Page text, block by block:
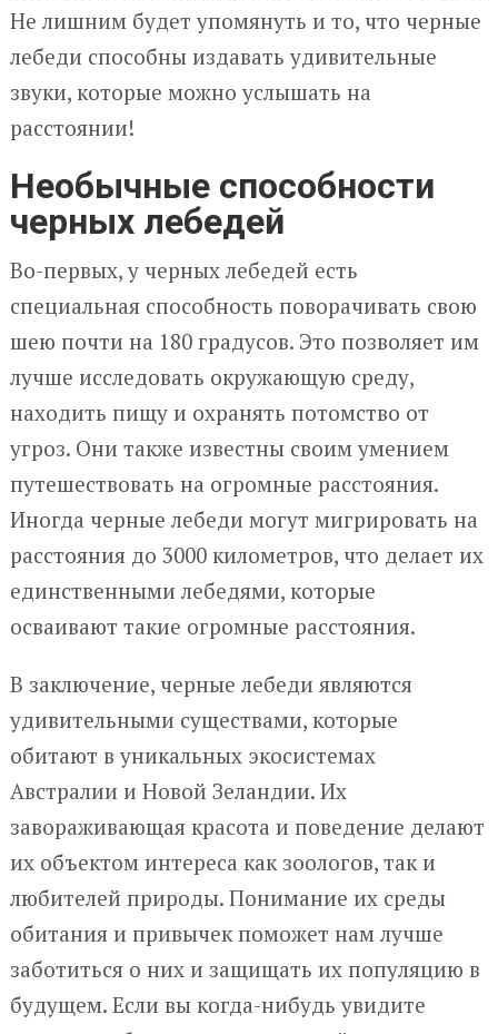
Не лишним будет упомянуть и то, что черные
лебеди способны издавать удивительные
звуки, которые можно услышать на
расстоянии!
Необычные способности
черных лебедей
Во-первых, у черных лебедей есть
специальная способность поворачивать свою
шею почти на 180 градусов. Это позволяет им
лучше исследовать окружающую среду,
находить пищу и охранять потомство от
угроз. Они также известны своим умением
путешествовать на огромные расстояния.
Иногда черные лебеди могут мигрировать на
расстояния до 3000 километров, что делает их
единственными лебедями, которые
осваивают такие огромные расстояния.
В заключение, черные лебеди являются
удивительными существами, которые
обитают в уникальных экосистемах
Австралии и Новой Зеландии. Их
завораживающая красота и поведение делают
их объектом интереса как зоологов, так и
любителей природы. Понимание их среды
обитания и привычек поможет нам лучше
заботиться о них и защищать их популяцию в
будущем. Если вы когда-нибудь увидите